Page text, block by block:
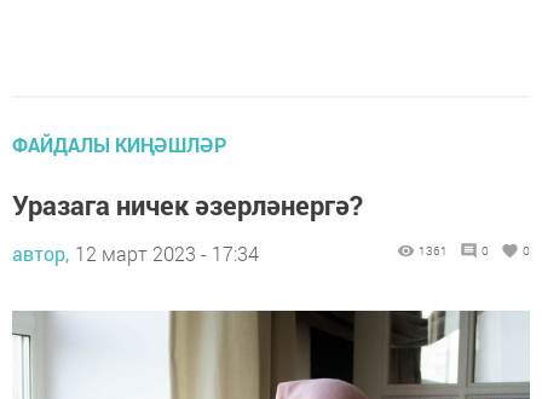
ФАЙДАЛЫ КИҢӘШЛӘР
Уразага ничек әзерләнергә?
автор, 12 март 2023 - 17:34 1361 0 0